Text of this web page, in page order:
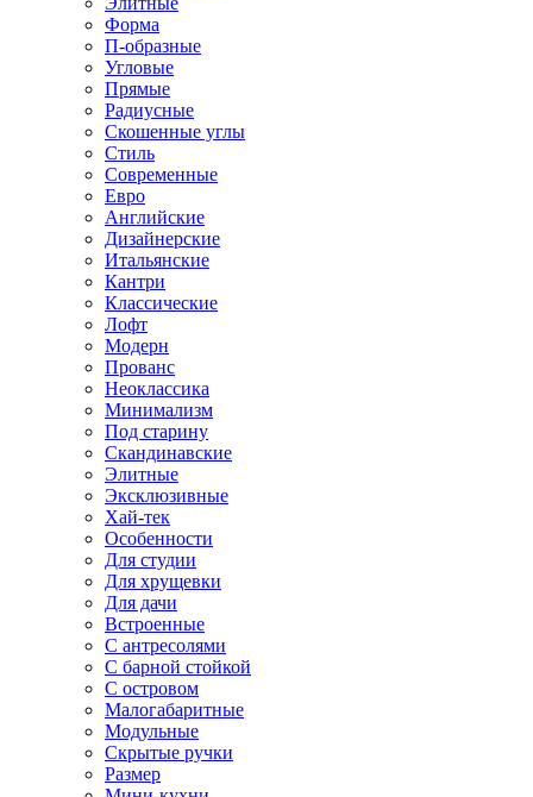
Форма
П-образные
Угловые
Прямые
Радиусные
Скошенные углы
Стиль
Современные
Евро
Английские
Дизайнерские
Итальянские
Кантри
Классические
Лофт
Модерн
Прованс
Неоклассика
Минимализм
Под старину
Скандинавские
Элитные
Эксклюзивные
Хай-тек
Особенности
Для студии
Для хрущевки
Для дачи
Встроенные
С антресолями
С барной стойкой
С островом
Малогабаритные
Модульные
Скрытые ручки
Размер